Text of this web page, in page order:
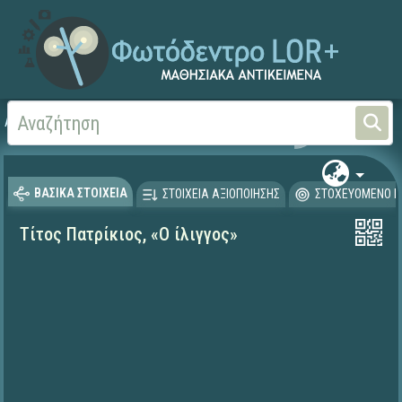
Αρχική Γλώσσα και Λογοτεχνία
ΒΑΣΙΚΑ ΣΤΟΙΧΕΙΑ ΣΤΟΙΧΕΙΑ ΑΞΙΟΠΟΙΗΣΗΣ ΣΤΟΧΕΥΟΜΕΝΟ
Τίτος Πατρίκιος, «Ο ίλιγγος»